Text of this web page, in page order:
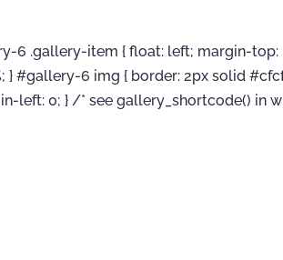
6 .gallery-item { float: left; margin-top:
} #gallery-6 img { border: 2px solid
left: 0; } /* see gallery_shortcode() in